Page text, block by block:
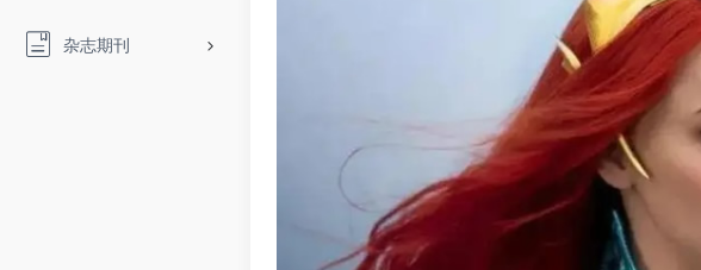
杂志期刊